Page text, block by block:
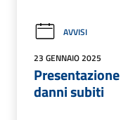
AVVISI
23 GENNAIO 2025
danni subiti